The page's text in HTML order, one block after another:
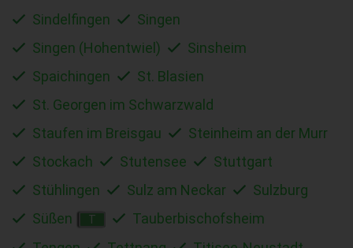
Sindelfingen
Singen
Singen (Hohentwiel)
Sinsheim
Spaichingen
St. Blasien
St. Georgen im Schwarzwald
Staufen im Breisgau
Steinheim an der Murr
Stockach
Stutensee
Stuttgart
Stühlingen
Sulz am Neckar
Sulzburg
Süßen
T
Tauberbischofsheim